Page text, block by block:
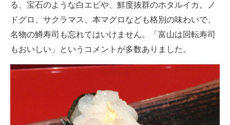
る、宝石のような白エビや、鮮度抜群のホタルイカ。ノ
ドグロ、サクラマス、本マグロなども格別の味わいで、
名物の鱒寿司も忘れてはいけません。「富山は回転寿司
もおいしい」というコメントが多数ありました。